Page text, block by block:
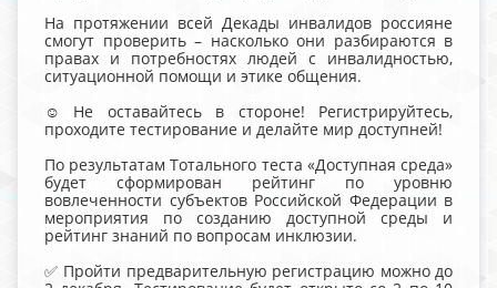
На протяжении всей Декады инвалидов россияне
смогут проверить – насколько они разбираются в
правах и потребностях людей с инвалидностью,
ситуационной помощи и этике общения.
☺️ Не оставайтесь в стороне! Регистрируйтесь,
проходите тестирование и делайте мир доступней!
По результатам Тотального теста «Доступная среда»
будет сформирован рейтинг по уровню
вовлеченности субъектов Российской Федерации в
мероприятия по созданию доступной среды и
рейтинг знаний по вопросам инклюзии.
✅ Пройти предварительную регистрацию можно до